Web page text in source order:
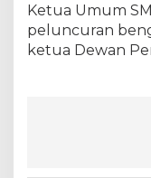
Ketua Umum
peluncuran
ketua Dewan